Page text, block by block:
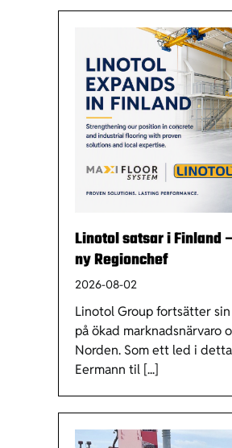
Linotol satsar i Finland
ny Regionchef
2026-08-02
Linotol Group fortsätter
på ökad marknadsnärvaro
Norden. Som ett led i
Eermann til [...]